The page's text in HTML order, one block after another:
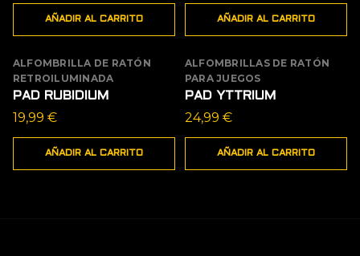
AÑADIR AL CARRITO AÑADIR AL CARRITO
ALFOMBRILLA DE RATÓN
RETROILUMINADA
PAD RUBIDIUM
19,99 €
AÑADIR AL CARRITO
ALFOMBRILLAS DE RATÓN
PARA JUEGOS
PAD YTTRIUM
24,99 €
AÑADIR AL CARRITO